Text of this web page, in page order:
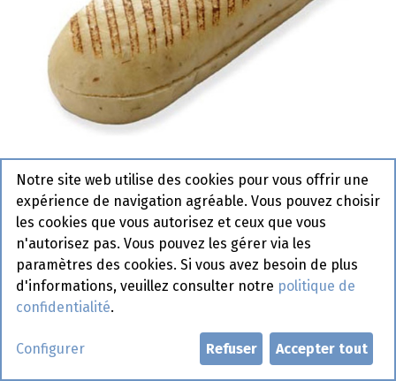
2470 Panini prégrillé + épices 26
cm Pastridor 50 x 130 gr
Actif
Demander un compte
Notre site web utilise des cookies pour vous offrir une
expérience de navigation agréable. Vous pouvez choisir
les cookies que vous autorisez et ceux que vous
n'autorisez pas. Vous pouvez les gérer via les
paramètres des cookies. Si vous avez besoin de plus
d'informations, veuillez consulter notre politique de
confidentialité.
Configurer Refuser Accepter tout